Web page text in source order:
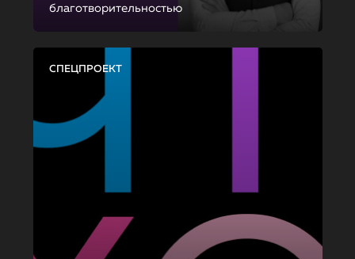
благотворительностью
СПЕЦПРОЕКТ